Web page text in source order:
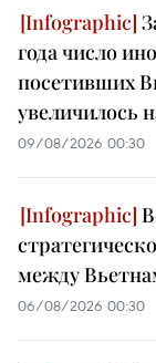
года число
посетивших
увеличилось
09/08/2026 00:30
между
06/08/2026 00:30